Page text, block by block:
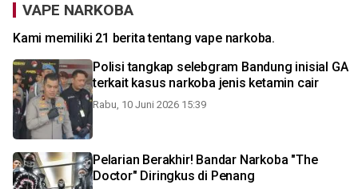
VAPE NARKOBA
Kami memiliki 21 berita tentang vape narkoba.
Polisi tangkap selebgram Bandung inisial GA
terkait kasus narkoba jenis ketamin cair
Rabu, 10 Juni 2026 15:39
Pelarian Berakhir! Bandar Narkoba "The
Doctor" Diringkus di Penang